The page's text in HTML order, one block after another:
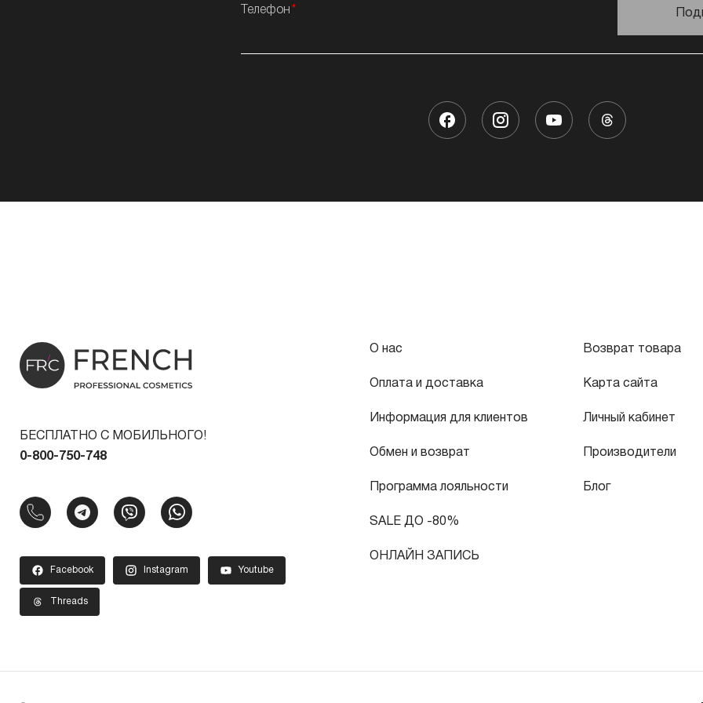
Телефон
БЕСПЛАТНО С МОБИЛЬНОГО!
0-800-750-748
Facebook Instagram Youtube
Threads
О нас
Оплата и доставка
Информация для клиентов
Обмен и возврат
Программа лояльности
SALE ДО -80%
ОНЛАЙН ЗАПИСЬ
Возврат товара
Карта сайта
Личный кабинет
Производители
Блог